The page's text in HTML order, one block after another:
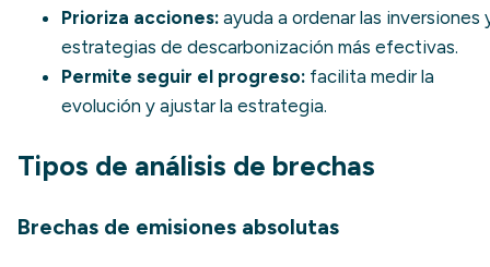
Prioriza acciones: ayuda a ordenar las inversiones
estrategias de descarbonización más efectivas.
Permite seguir el progreso: facilita medir la
evolución y ajustar la estrategia.
Tipos de análisis de brechas
Brechas de emisiones absolutas